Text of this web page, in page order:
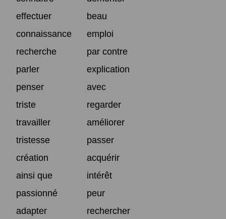
effectuer
beau
connaissance
emploi
recherche
par contre
parler
explication
penser
avec
triste
regarder
travailler
améliorer
tristesse
passer
création
acquérir
ainsi que
intérêt
passionné
peur
adapter
rechercher